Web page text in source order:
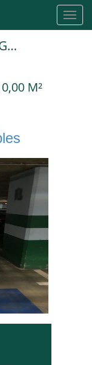
Plaza de garaje en Venta en Granada en CENTRO Neptuno
M²